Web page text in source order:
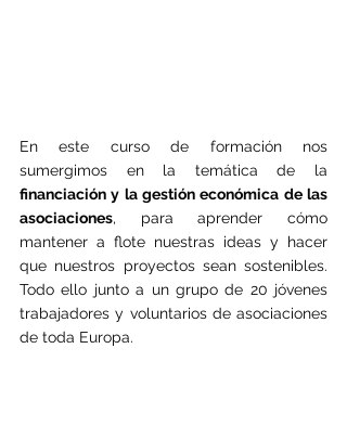
En este curso de formación nos
financiación y la gestión económica de las
asociaciones, para aprender cómo
mantener a flote nuestras ideas y hacer
que nuestros proyectos sean sostenibles.
Todo ello junto a un grupo de 20 jóvenes
trabajadores y voluntarios de asociaciones
de toda Europa.